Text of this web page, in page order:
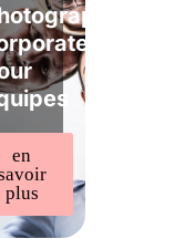
en
plus